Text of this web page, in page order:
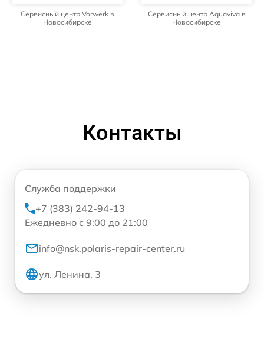
Сервисный центр Vorwerk в
Новосибирске
Сервисный центр Aquaviva в
Новосибирске
Контакты
Служба поддержки
+7 (383) 242-94-13
Ежедневно с 9:00 до 21:00
info@nsk.polaris-repair-center.ru
ул. Ленина, 3